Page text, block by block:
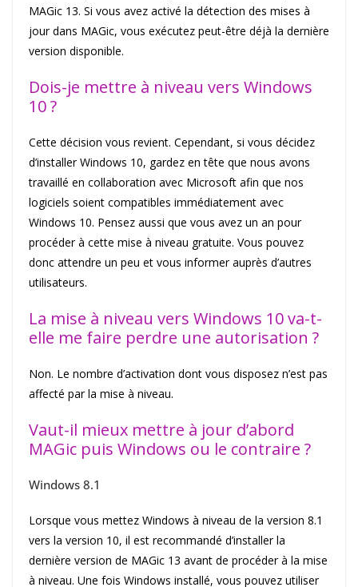
MAGic 13. Si vous avez activé la détection des mises à
jour dans MAGic, vous exécutez peut-être déjà la dernière
version disponible.
Dois-je mettre à niveau vers Windows
10 ?
Cette décision vous revient. Cependant, si vous décidez
d’installer Windows 10, gardez en tête que nous avons
travaillé en collaboration avec Microsoft afin que nos
logiciels soient compatibles immédiatement avec
Windows 10. Pensez aussi que vous avez un an pour
procéder à cette mise à niveau gratuite. Vous pouvez
donc attendre un peu et vous informer auprès d’autres
utilisateurs.
La mise à niveau vers Windows 10 va-t-
elle me faire perdre une autorisation ?
Non. Le nombre d’activation dont vous disposez n’est pas
affecté par la mise à niveau.
Vaut-il mieux mettre à jour d’abord
MAGic puis Windows ou le contraire ?
Windows 8.1
Lorsque vous mettez Windows à niveau de la version 8.1
vers la version 10, il est recommandé d’installer la
dernière version de MAGic 13 avant de procéder à la mise
à niveau. Une fois Windows installé, vous pouvez utiliser